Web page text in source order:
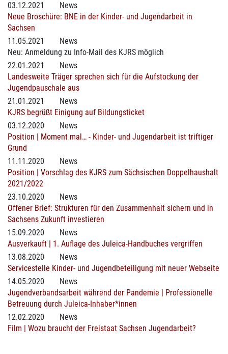
03.12.2021
News
Neue Broschüre: BNE in der Kinder- und Jugendarbeit in
Sachsen
11.05.2021
News
Neu: Anmeldung zu Info-Mail des KJRS möglich
22.01.2021
News
Landesweite Träger sprechen sich für die Aufstockung der
Jugendpauschale aus
21.01.2021
News
KJRS begrüßt Einigung auf Bildungsticket
03.12.2020
News
Position | Moment mal… - Kinder- und Jugendarbeit ist triftiger
Grund
11.11.2020
News
Position | Vorschlag des KJRS zum Sächsischen Doppelhaushalt
2021/2022
23.10.2020
News
Offener Brief: Strukturen für den Zusammenhalt sichern und in
Sachsens Zukunft investieren
15.09.2020
News
Ausverkauft | 1. Auflage des Juleica-Handbuches vergriffen
13.08.2020
News
Servicestelle Kinder- und Jugendbeteiligung mit neuer Webseite
14.05.2020
News
Jugendverbandsarbeit während der Pandemie | Professionelle
Betreuung durch Juleica-Inhaber*innen
12.02.2020
News
Film | Wozu braucht der Freistaat Sachsen Jugendarbeit?